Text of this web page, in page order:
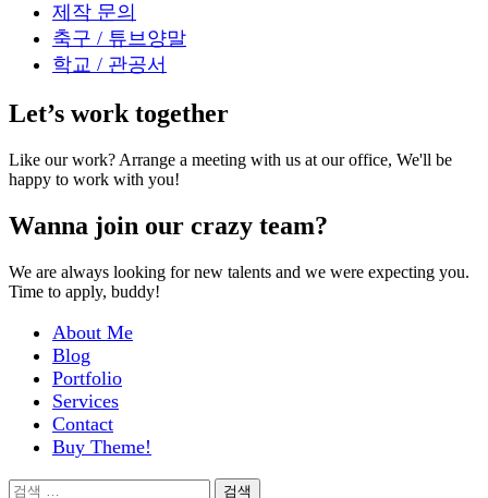
제작 문의
축구 / 튜브양말
학교 / 관공서
Let’s work together
Like our work? Arrange a meeting with us at our office, We'll be
happy to work with you!
Wanna join our crazy team?
We are always looking for new talents and we were expecting you.
Time to apply, buddy!
About Me
Blog
Portfolio
Services
Contact
Buy Theme!
검